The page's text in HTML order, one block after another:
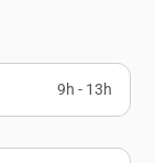
9h - 13h